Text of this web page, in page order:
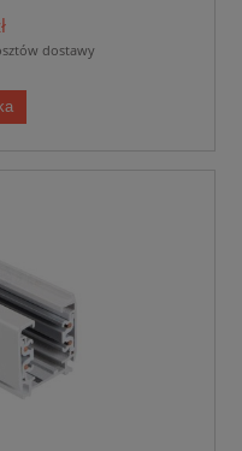
dostawy